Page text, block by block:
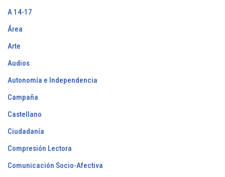
A 14-17
Área
Arte
Audios
Autonomía e Independencia
Campaña
Castellano
Ciudadanía
Compresión Lectora
Comunicación Socio-Afectiva